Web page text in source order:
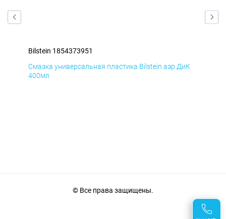
Bilstein 1854373951
Смазка универсальная пластика Bilstein аэр ДиК
400мл
© Все права защищены.